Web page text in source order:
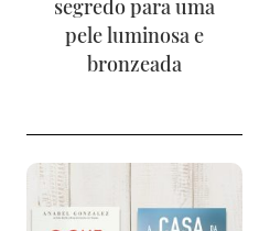
segredo para uma
pele luminosa e
bronzeada